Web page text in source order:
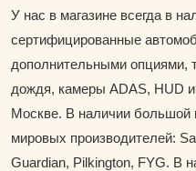
У нас в магазине всегда в
сертифицированные
дополнительными опциями,
дождя, камеры ADAS, HUD
Москве. В наличии большой
мировых производителей:
Guardian, Pilkington, FYG. В